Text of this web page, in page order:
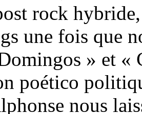
rock
une fois que
» et «
poético
nous